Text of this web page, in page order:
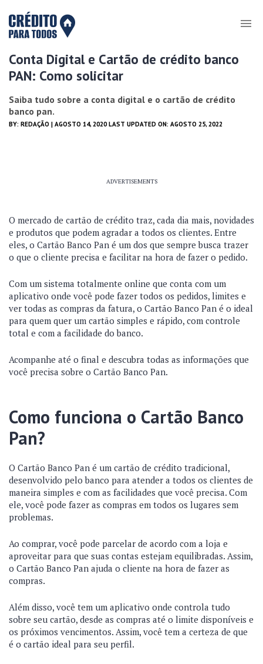
Conta Digital e Cartão de crédito banco
PAN: Como solicitar
Saiba tudo sobre a conta digital e o cartão de crédito
banco pan.
BY: REDAÇÃO | AGOSTO 14, 2020 LAST UPDATED ON: AGOSTO 25, 2022
ADVERTISEMENTS
O mercado de cartão de crédito traz, cada dia mais, novidades
e produtos que podem agradar a todos os clientes. Entre
eles, o Cartão Banco Pan é um dos que sempre busca trazer
o que o cliente precisa e facilitar na hora de fazer o pedido.
Com um sistema totalmente online que conta com um
aplicativo onde você pode fazer todos os pedidos, limites e
ver todas as compras da fatura, o Cartão Banco Pan é o ideal
para quem quer um cartão simples e rápido, com controle
total e com a facilidade do banco.
Acompanhe até o final e descubra todas as informações que
você precisa sobre o Cartão Banco Pan.
Como funciona o Cartão Banco
Pan?
O Cartão Banco Pan é um cartão de crédito tradicional,
desenvolvido pelo banco para atender a todos os clientes de
maneira simples e com as facilidades que você precisa. Com
ele, você pode fazer as compras em todos os lugares sem
problemas.
Ao comprar, você pode parcelar de acordo com a loja e
aproveitar para que suas contas estejam equilibradas. Assim,
o Cartão Banco Pan ajuda o cliente na hora de fazer as
compras.
Além disso, você tem um aplicativo onde controla tudo
sobre seu cartão, desde as compras até o limite disponíveis e
os próximos vencimentos. Assim, você tem a certeza de que
é o cartão ideal para seu perfil.